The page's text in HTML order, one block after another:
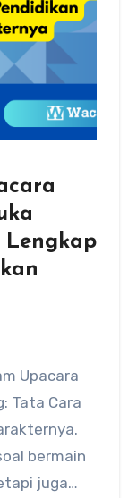
Lengkap
Upacara
Tata Cara
bermain
juga